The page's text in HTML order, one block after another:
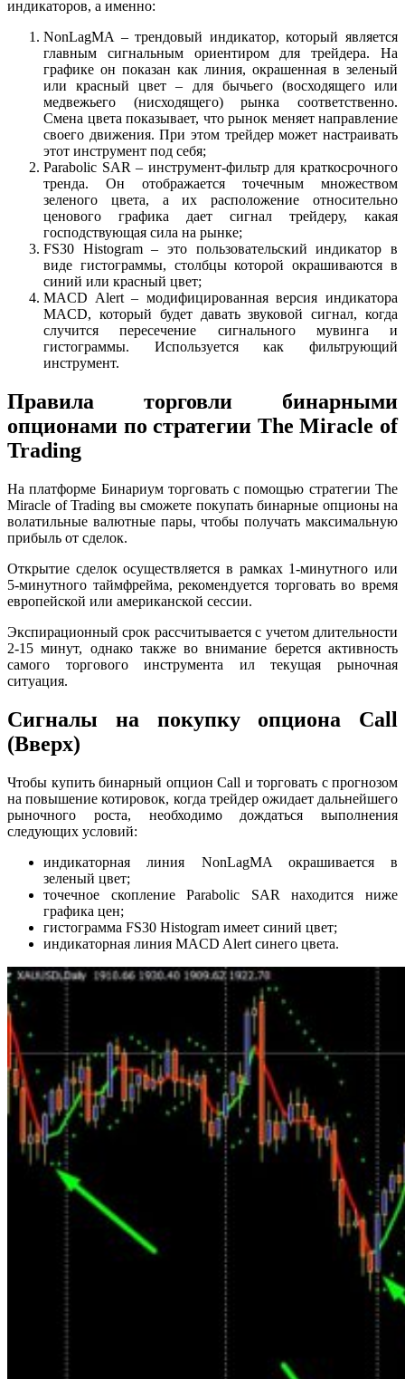
индикаторов, а именно:
NonLagMA – трендовый индикатор, который является
главным сигнальным ориентиром для трейдера. На
графике он показан как линия, окрашенная в зеленый
или красный цвет – для бычьего (восходящего или
медвежьего (нисходящего) рынка соответственно.
Смена цвета показывает, что рынок меняет направление
своего движения. При этом трейдер может настраивать
этот инструмент под себя;
Parabolic SAR – инструмент-фильтр для краткосрочного
тренда. Он отображается точечным множеством
зеленого цвета, а их расположение относительно
ценового графика дает сигнал трейдеру, какая
господствующая сила на рынке;
FS30 Histogram – это пользовательский индикатор в
виде гистограммы, столбцы которой окрашиваются в
синий или красный цвет;
MACD Alert – модифицированная версия индикатора
MACD, который будет давать звуковой сигнал, когда
случится пересечение сигнального мувинга и
гистограммы. Используется как фильтрующий
инструмент.
Правила торговли бинарными
опционами по стратегии The Miracle of
Trading
На платформе Бинариум торговать с помощью стратегии The
Miracle of Trading вы сможете покупать бинарные опционы на
волатильные валютные пары, чтобы получать максимальную
прибыль от сделок.
Открытие сделок осуществляется в рамках 1-минутного или
5-минутного таймфрейма, рекомендуется торговать во время
европейской или американской сессии.
Экспирационный срок рассчитывается с учетом длительности
2-15 минут, однако также во внимание берется активность
самого торгового инструмента ил текущая рыночная
ситуация.
Сигналы на покупку опциона Call
(Вверх)
Чтобы купить бинарный опцион Call и торговать с прогнозом
на повышение котировок, когда трейдер ожидает дальнейшего
рыночного роста, необходимо дождаться выполнения
следующих условий:
индикаторная линия NonLagMA окрашивается в
зеленый цвет;
точечное скопление Parabolic SAR находится ниже
графика цен;
гистограмма FS30 Histogram имеет синий цвет;
индикаторная линия MACD Alert синего цвета.